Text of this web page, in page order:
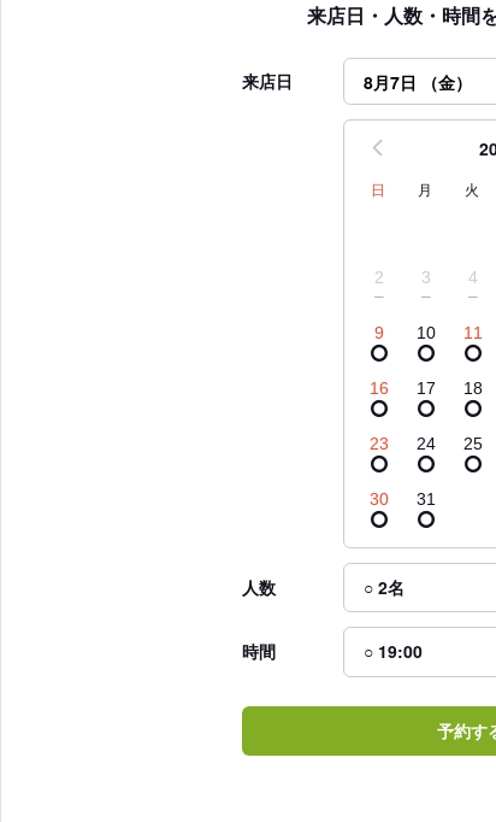
来店日・人数・時間
来店日 8月7日 （金）
日 月 火
2 3 4
9 10 11
16 17 18
23 24 25
30 31
人数
時間
予約す